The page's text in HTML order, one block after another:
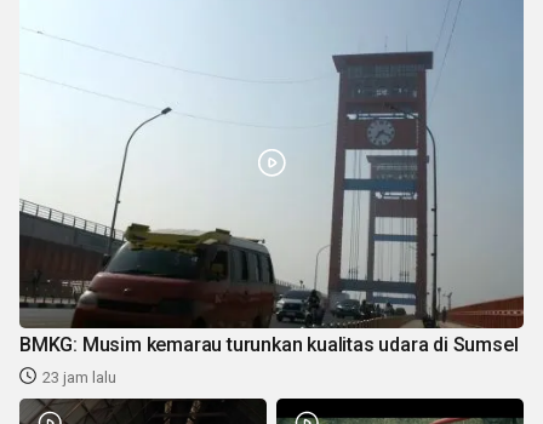
BMKG: Musim kemarau turunkan kualitas udara di Sumsel
23 jam lalu